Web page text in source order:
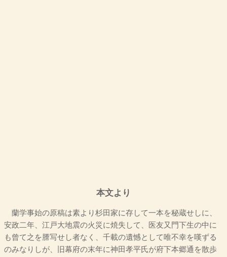
本文より
蘭学事始の原稿は素より杉田家に存して一本を秘蔵せしに、
安政二年、江戸大地震の火災に焼失して、医友又門下生の中に
も曾て之を謄写せし者なく、千載の遺憾として唯不幸を嘆ずる
のみなりしが、旧幕府の末年に神田孝平氏が府下本郷通を散歩